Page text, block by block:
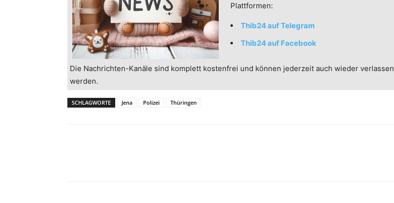
Plattformen:
Thib24 auf Telegram
Thib24 auf Facebook
Die Nachrichten-Kanäle sind komplett kostenfrei und können jederzeit auch wieder verlassen
werden.
SCHLAGWORTE Jena Polizei Thüringen